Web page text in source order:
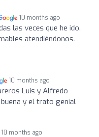
10 months ago
las veces que he ido.
atendiéndonos.
10 months ago
Luis y Alfredo
y el trato genial
10 months ago